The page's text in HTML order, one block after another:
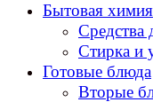
Бытовая химия
Средства
Стирка и
Готовые блюда
Вторые